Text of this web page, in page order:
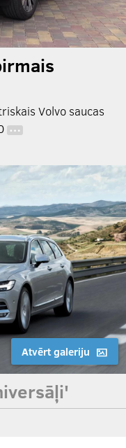
Volvo saucas
…
Atvērt galeriju